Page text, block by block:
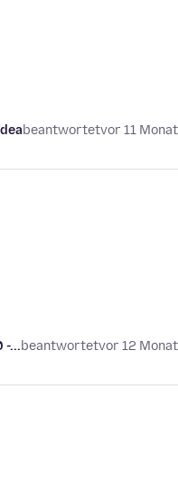
beantwortetvor 11
-...beantwortetvor 12